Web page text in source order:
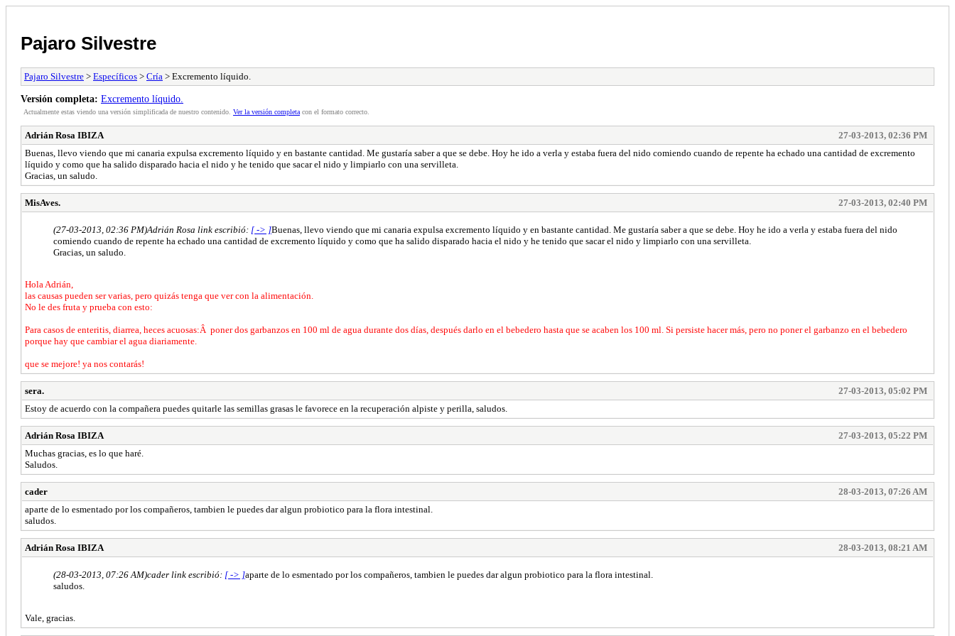
Pajaro Silvestre
Pajaro Silvestre > Específicos > Cría > Excremento líquido.
Versión completa: Excremento líquido.
Actualmente estas viendo una versión simplificada de nuestro contenido. Ver la versión completa con el formato correcto.
Adrián Rosa IBIZA
27-03-2013, 02:36 PM
Buenas, llevo viendo que mi canaria expulsa excremento líquido y en bastante cantidad. Me gustaría saber a que se debe. Hoy he ido a verla y estaba fuera del nido comiendo cuando de repente ha echado una cantidad de excremento
líquido y como que ha salido disparado hacia el nido y he tenido que sacar el nido y limpiarlo con una servilleta.
Gracias, un saludo.
MisAves. 27-03-2013, 02:40 PM
(27-03-2013, 02:36 PM)Adrián Rosa link escribió: [ -> ]Buenas, llevo viendo que mi canaria expulsa excremento líquido y en bastante cantidad. Me gustaría saber a que se debe. Hoy he ido a verla y estaba fuera del nido
comiendo cuando de repente ha echado una cantidad de excremento líquido y como que ha salido disparado hacia el nido y he tenido que sacar el nido y limpiarlo con una servilleta.
Gracias, un saludo.
Hola Adrián,
las causas pueden ser varias, pero quizás tenga que ver con la alimentación.
No le des fruta y prueba con esto:
Para casos de enteritis, diarrea, heces acuosas:Â poner dos garbanzos en 100 ml de agua durante dos días, después darlo en el bebedero hasta que se acaben los 100 ml. Si persiste hacer más, pero no poner el garbanzo en el bebedero
porque hay que cambiar el agua diariamente.
que se mejore! ya nos contarás!
sera.
27-03-2013, 05:02 PM
Estoy de acuerdo con la compañera puedes quitarle las semillas grasas le favorece en la recuperación alpiste y perilla, saludos.
Adrián Rosa IBIZA
27-03-2013, 05:22 PM
Muchas gracias, es lo que haré.
Saludos.
cader
28-03-2013, 07:26 AM
aparte de lo esmentado por los compañeros, tambien le puedes dar algun probiotico para la flora intestinal.
saludos.
Adrián Rosa IBIZA 28-03-2013, 08:21 AM
(28-03-2013, 07:26 AM)cader link escribió: [ -> ]aparte de lo esmentado por los compañeros, tambien le puedes dar algun probiotico para la flora intestinal.
saludos.
Vale, gracias.